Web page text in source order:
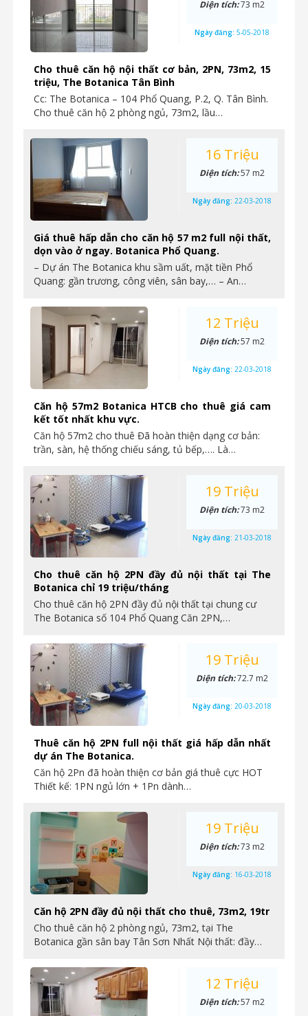
Cho thuê căn hộ nội thất cơ bản, 2PN, 73m2, 15
triệu, The Botanica Tân Bình
Cc: The Botanica – 104 Phổ Quang, P.2, Q. Tân Bình.
Cho thuê căn hộ 2 phòng ngủ, 73m2, lầu…
Diện tích:73 m2
Ngày đăng: 5-05-2018
Giá thuê hấp dẫn cho căn hộ 57 m2 full nội thất,
dọn vào ở ngay. Botanica Phổ Quang.
– Dự án The Botanica khu sầm uất, mặt tiền Phổ
Quang: gần trương, công viên, sân bay,… – An…
16 Triệu
Diện tích:57 m2
Ngày đăng: 22-03-2018
Căn hộ 57m2 Botanica HTCB cho thuê giá cam
kết tốt nhất khu vực.
Căn hộ 57m2 cho thuê Đã hoàn thiện dạng cơ bản:
trần, sàn, hệ thống chiếu sáng, tủ bếp,…. Là…
12 Triệu
Diện tích:57 m2
Ngày đăng: 22-03-2018
Cho thuê căn hộ 2PN đầy đủ nội thất tại The
Botanica chỉ 19 triệu/tháng
Cho thuê căn hộ 2PN đầy đủ nội thất tại chung cư
The Botanica số 104 Phổ Quang Căn 2PN,…
19 Triệu
Diện tích:73 m2
Ngày đăng: 21-03-2018
Thuê căn hộ 2PN full nội thất giá hấp dẫn nhất
dự án The Botanica.
Căn hộ 2Pn đã hoàn thiện cơ bản giá thuê cực HOT
Thiết kế: 1PN ngủ lớn + 1Pn dành…
19 Triệu
Diện tích:72.7 m2
Ngày đăng: 20-03-2018
Căn hộ 2PN đầy đủ nội thất cho thuê, 73m2, 19tr
Cho thuê căn hộ 2 phòng ngủ, 73m2, tại The
Botanica gần sân bay Tân Sơn Nhất Nội thất: đầy…
19 Triệu
Diện tích:73 m2
Ngày đăng: 16-03-2018
12 Triệu
Diện tích:57 m2